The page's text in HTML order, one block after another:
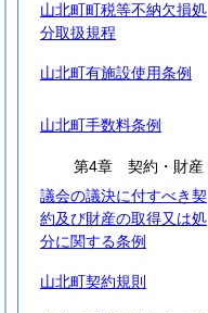
山北町町税等不納欠損処
分取扱規程
山北町有施設使用条例
山北町手数料条例
第4章 契約・財産
議会の議決に付すべき契
約及び財産の取得又は処
分に関する条例
山北町契約規則